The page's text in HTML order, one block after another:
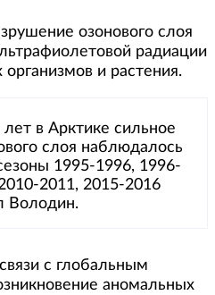
озонового слоя
радиации
и растения.
в Арктике сильное
слоя наблюдалось
1995-1996, 1996-
2011, 2015-2016
Володин.
с глобальным
аномальных